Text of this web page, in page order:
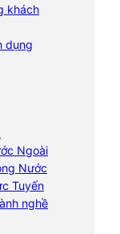
khách
dụng
Ngoài
Nước
Tuyến
nghề